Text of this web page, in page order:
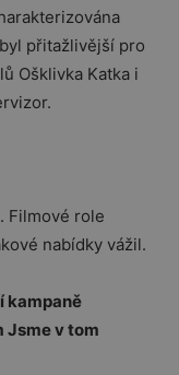
přitažlivější pro
Ošklivka Katka i
Filmové role
nabídky vážil.
kampaně
Jsme v tom